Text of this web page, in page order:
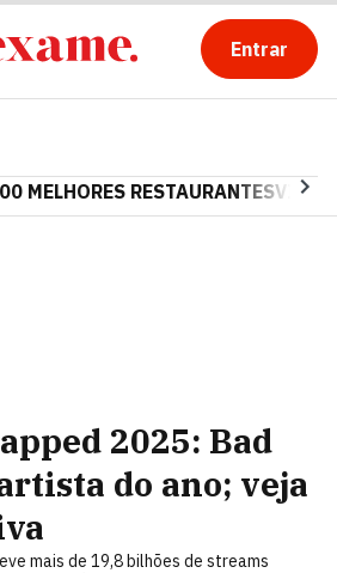
Entrar
MELHORES RESTAURANTES
2025: Bad
do ano; veja
mais de 19,8 bilhões de streams